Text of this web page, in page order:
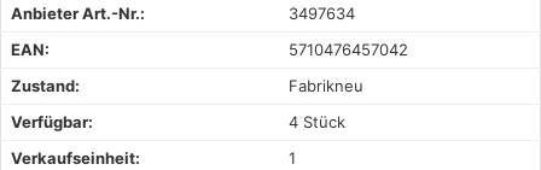
Anbieter Art.-Nr.:
3497634
EAN:
5710476457042
Zustand:
Fabrikneu
Verfügbar:
4 Stück
Verkaufseinheit:
1